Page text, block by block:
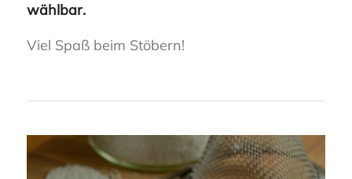
wählbar.
Viel Spaß beim Stöbern!